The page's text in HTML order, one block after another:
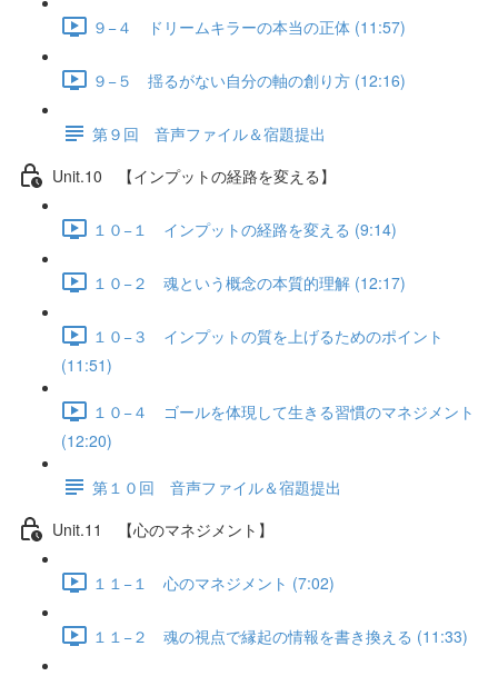
９−４ ドリームキラーの本当の正体 (11:57)
９−５ 揺るがない自分の軸の創り方 (12:16)
第９回 音声ファイル＆宿題提出
Unit.10 【インプットの経路を変える】
１０−１ インプットの経路を変える (9:14)
１０−２ 魂という概念の本質的理解 (12:17)
１０−３ インプットの質を上げるためのポイント
(11:51)
１０−４ ゴールを体現して生きる習慣のマネジメント
(12:20)
第１０回 音声ファイル＆宿題提出
Unit.11 【心のマネジメント】
１１−１ 心のマネジメント (7:02)
１１−２ 魂の視点で縁起の情報を書き換える (11:33)